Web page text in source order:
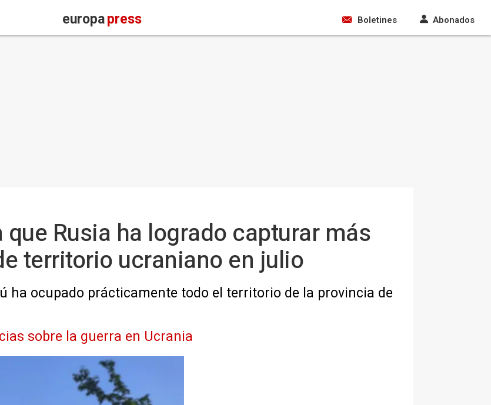
europapress Boletines Abonados
Rusia ha logrado capturar más
territorio ucraniano en julio
ha ocupado prácticamente todo el territorio de la provincia de
sobre la guerra en Ucrania